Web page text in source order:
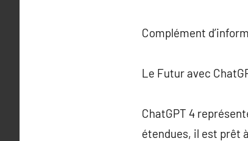
Complément
Le Futur avec
ChatGPT 4
étendues, il est prêt